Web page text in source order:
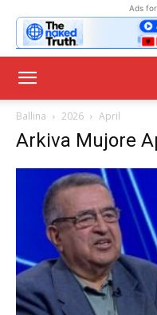
Ads
Ballina 2026 April
Arkiva Mujore